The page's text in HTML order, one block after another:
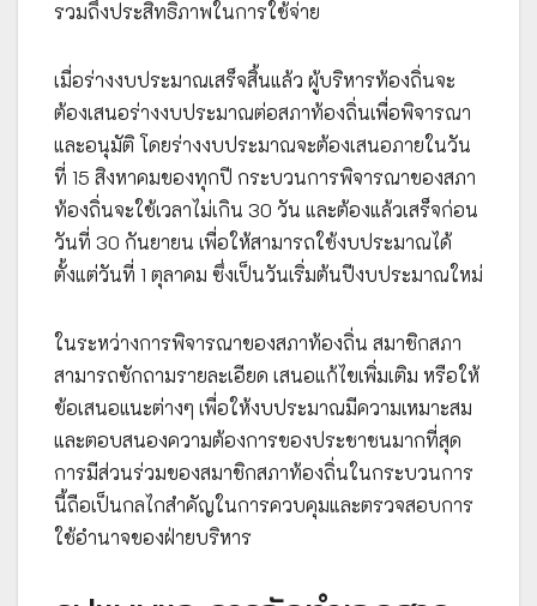
รวมถึงประสิทธิภาพในการใช้จ่าย
เมื่อร่างงบประมาณเสร็จสิ้นแล้ว ผู้บริหารท้องถิ่นจะ
ต้องเสนอร่างงบประมาณต่อสภาท้องถิ่นเพื่อพิจารณา
และอนุมัติ โดยร่างงบประมาณจะต้องเสนอภายในวัน
ที่ 15 สิงหาคมของทุกปี กระบวนการพิจารณาของสภา
ท้องถิ่นจะใช้เวลาไม่เกิน 30 วัน และต้องแล้วเสร็จก่อน
วันที่ 30 กันยายน เพื่อให้สามารถใช้งบประมาณได้
ตั้งแต่วันที่ 1 ตุลาคม ซึ่งเป็นวันเริ่มต้นปีงบประมาณใหม่
ในระหว่างการพิจารณาของสภาท้องถิ่น สมาชิกสภา
สามารถซักถามรายละเอียด เสนอแก้ไขเพิ่มเติม หรือให้
ข้อเสนอแนะต่างๆ เพื่อให้งบประมาณมีความเหมาะสม
และตอบสนองความต้องการของประชาชนมากที่สุด
การมีส่วนร่วมของสมาชิกสภาท้องถิ่นในกระบวนการ
นี้ถือเป็นกลไกสำคัญในการควบคุมและตรวจสอบการ
ใช้อำนาจของฝ่ายบริหาร